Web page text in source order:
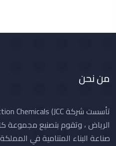
من نحن
الرياض ، وتقوم بتصنيع مجموعة
صناعة البناء المتنامية في